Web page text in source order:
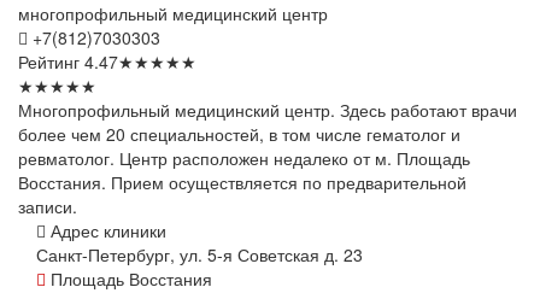
многопрофильный медицинский центр
+7(812)7030303
Рейтинг 4.47★★★★★
★★★★★
Многопрофильный медицинский центр. Здесь работают врачи
более чем 20 специальностей, в том числе гематолог и
ревматолог. Центр расположен недалеко от м. Площадь
Восстания. Прием осуществляется по предварительной
записи.
Адрес клиники
Санкт-Петербург, ул. 5-я Советская д. 23
Площадь Восстания